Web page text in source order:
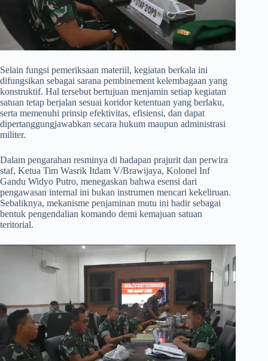
​Selain fungsi pemeriksaan materiil, kegiatan berkala ini
difungsikan sebagai sarana pembinement kelembagaan yang
konstruktif. Hal tersebut bertujuan menjamin setiap kegiatan
satuan tetap berjalan sesuai koridor ketentuan yang berlaku,
serta memenuhi prinsip efektivitas, efisiensi, dan dapat
dipertanggungjawabkan secara hukum maupun administrasi
militer.
​Dalam pengarahan resminya di hadapan prajurit dan perwira
staf, Ketua Tim Wasrik Itdam V/Brawijaya, Kolonel Inf
Gandu Widyo Putro, menegaskan bahwa esensi dari
pengawasan internal ini bukan instrumen mencari kekeliruan.
Sebaliknya, mekanisme penjaminan mutu ini hadir sebagai
bentuk pengendalian komando demi kemajuan satuan
teritorial.